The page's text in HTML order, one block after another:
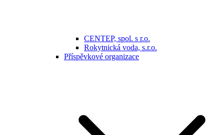
CENTEP, spol. s r.o.
Rokytnická voda, s.r.o.
Příspěvkové organizace